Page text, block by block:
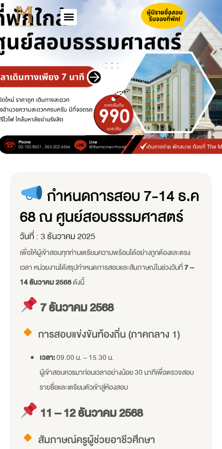
กำหนดการสอบ 7-14 ธ.ค
68 ณ ศูนย์สอบธรรมศาสตร์
วันที่ :3 ธันวาคม 2025
เพื่อให้ผู้เข้าสอบทุกท่านเตรียมความพร้อมได้อย่างถูกต้องและตรง
เวลา หน่วยงานได้สรุปกำหนดการสอบและสัมภาษณ์ในช่วงวันที่7 –
14 ธันวาคม 2568ดังนี้
7 ธันวาคม 2568
การสอบแข่งขันท้องถิ่น (ภาคกลาง 1)
เวลา:09.00 น. – 15.30 น.
ผู้เข้าสอบควรมาก่อนเวลาอย่างน้อย 30 นาทีเพื่อตรวจสอบ
รายชื่อและเตรียมตัวเข้าสู่ห้องสอบ
11 – 12 ธันวาคม 2568
สัมภาษณ์ครูผู้ช่วยอาชีวศึกษา